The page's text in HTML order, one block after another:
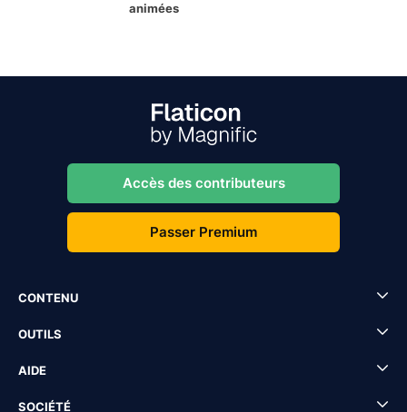
animées
Accès des contributeurs
Passer Premium
CONTENU
OUTILS
AIDE
SOCIÉTÉ